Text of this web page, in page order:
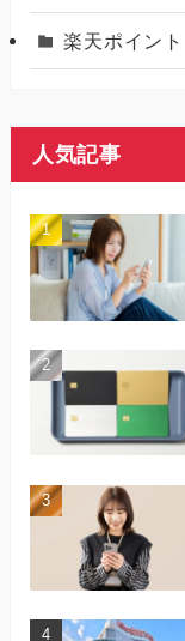
楽天ポイント
人気記事